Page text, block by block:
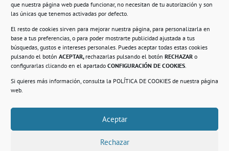
que nuestra página web pueda funcionar, no necesitan de tu autorización y son
las únicas que tenemos activadas por defecto.
El resto de cookies sirven para mejorar nuestra página, para personalizarla en
base a tus preferencias, o para poder mostrarte publicidad ajustada a tus
búsquedas, gustos e intereses personales. Puedes aceptar todas estas cookies
pulsando el botón ACEPTAR, rechazarlas pulsando el botón RECHAZAR o
configurarlas clicando en el apartado CONFIGURACIÓN DE COOKIES.
Si quieres más información, consulta la POLÍTICA DE COOKIES de nuestra página
web.
Aceptar
Rechazar
Compromiso con la protección de datos
personales.
Política de Cookies.
© 2021. Realizado en el Centro de Rehabilitación